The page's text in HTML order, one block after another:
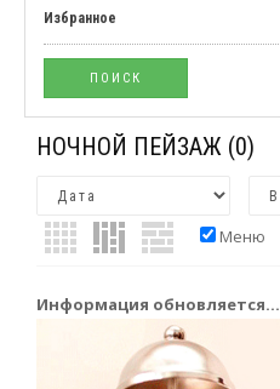
Избранное
НОЧНОЙ ПЕЙЗАЖ (0)
Меню
Информация обновляется...